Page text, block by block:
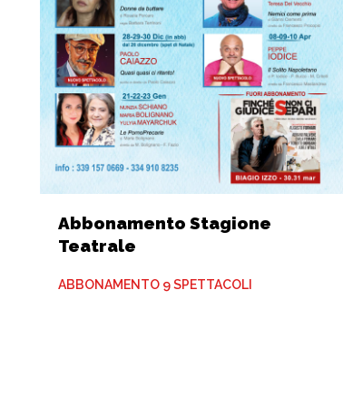
Abbonamento Stagione
Teatrale
ABBONAMENTO 9 SPETTACOLI